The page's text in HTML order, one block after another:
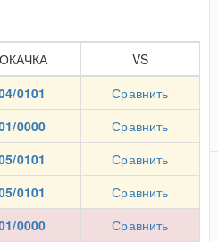
VS
0101
Сравнить
0000
Сравнить
0101
Сравнить
0101
Сравнить
0000 Сравнить